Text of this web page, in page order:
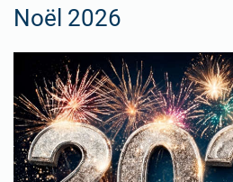
Noël 2026